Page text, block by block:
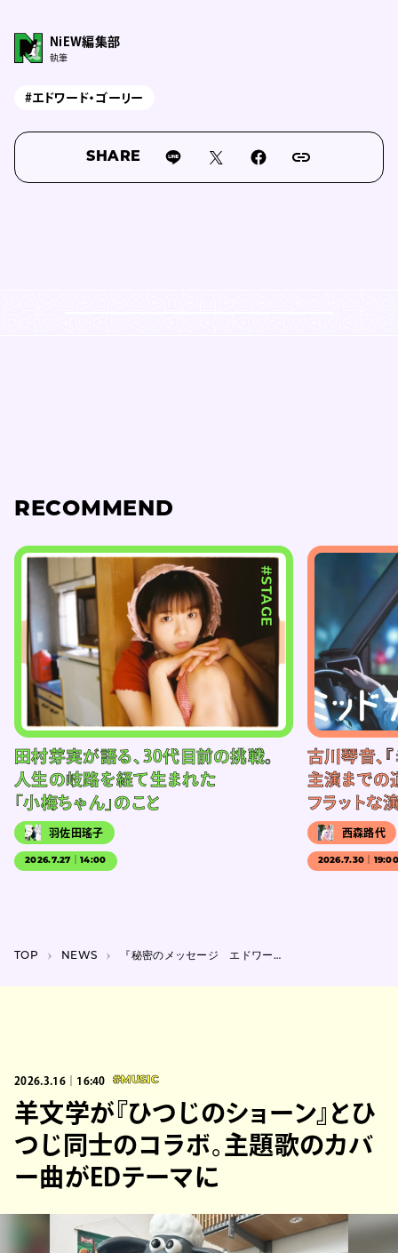
NiEW編集部
執筆
#エドワード・ゴーリー
SHARE
RECOMMEND
#STAGE
田村芽実が語る、30代目前の挑戦。
人生の岐路を経て生まれた
「小梅ちゃん」のこと
羽佐田瑤子
2026.7.27｜14:00
古川琴音、
主演までの
フラットな
西森路代
2026.7.30｜
TOP NEWS 『秘密のメッセージ エドワード・ゴーリー』が11月に静岡市美術館で開催
2026.3.16｜16:40 #MUSIC
羊文学が『ひつじのショーン』とひ
つじ同士のコラボ。主題歌のカバ
ー曲がEDテーマに